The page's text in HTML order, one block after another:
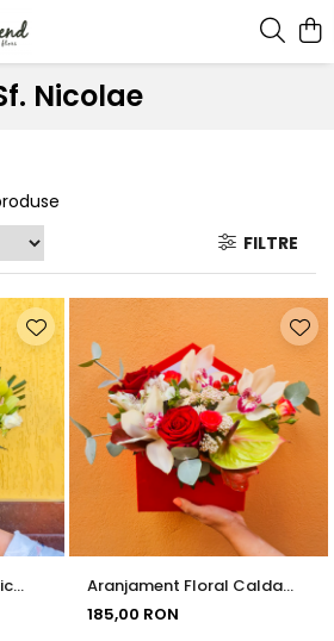
Nicolae
FILTRE
Aranjament Floral Calda
Imbratisare
185,00 RON